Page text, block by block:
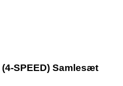
SPEED) Samlesæt